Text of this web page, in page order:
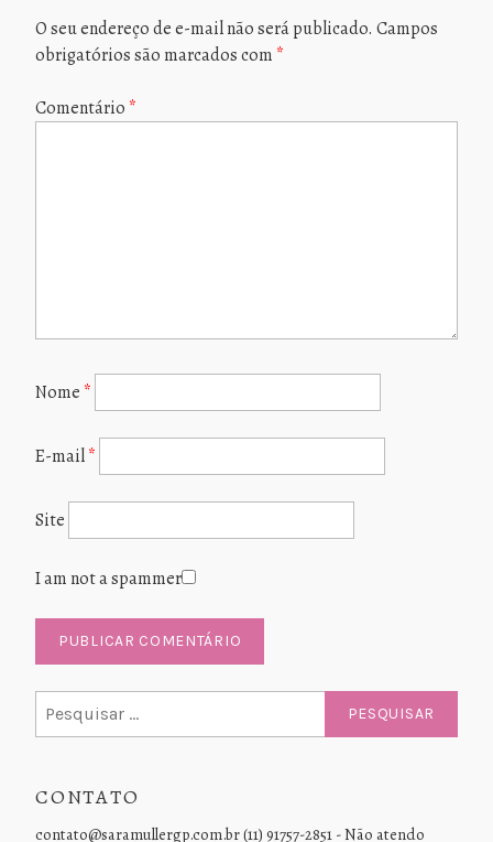
O seu endereço de e-mail não será publicado. Campos
obrigatórios são marcados com *
Comentário *
Nome *
E-mail*
Site
I am not a spammer
por:
CONTATO
contato@saramullergp.com.br (11) 91757-2851 - Não atendo